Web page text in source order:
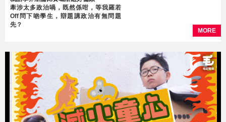
牽涉太多政治喎，既然係咁，等我羅若
Off問下啲學生，辯題講政治有無問題
先？
MORE